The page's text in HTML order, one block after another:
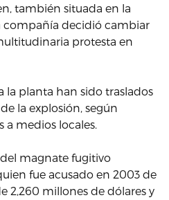
también situada en la
compañía decidió cambiar
protesta en
la planta han sido traslados
la explosión, según
a medios locales.
magnate fugitivo
fue acusado en 2003 de
2,260 millones de dólares y